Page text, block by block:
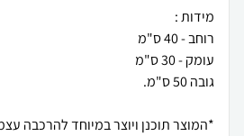
*המוצר תוכנן ויוצר במיוחד להרכבה